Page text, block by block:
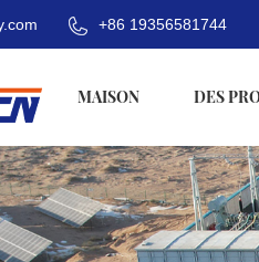
+86 19356581744
MAISON DES